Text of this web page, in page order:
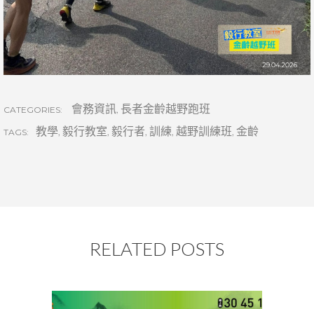
CATEGORIES: 會務資訊 長者金齡越野跑班
TAGS: 教學 毅行教室 毅行者 訓練 越野訓練班 金齡
RELATED POSTS